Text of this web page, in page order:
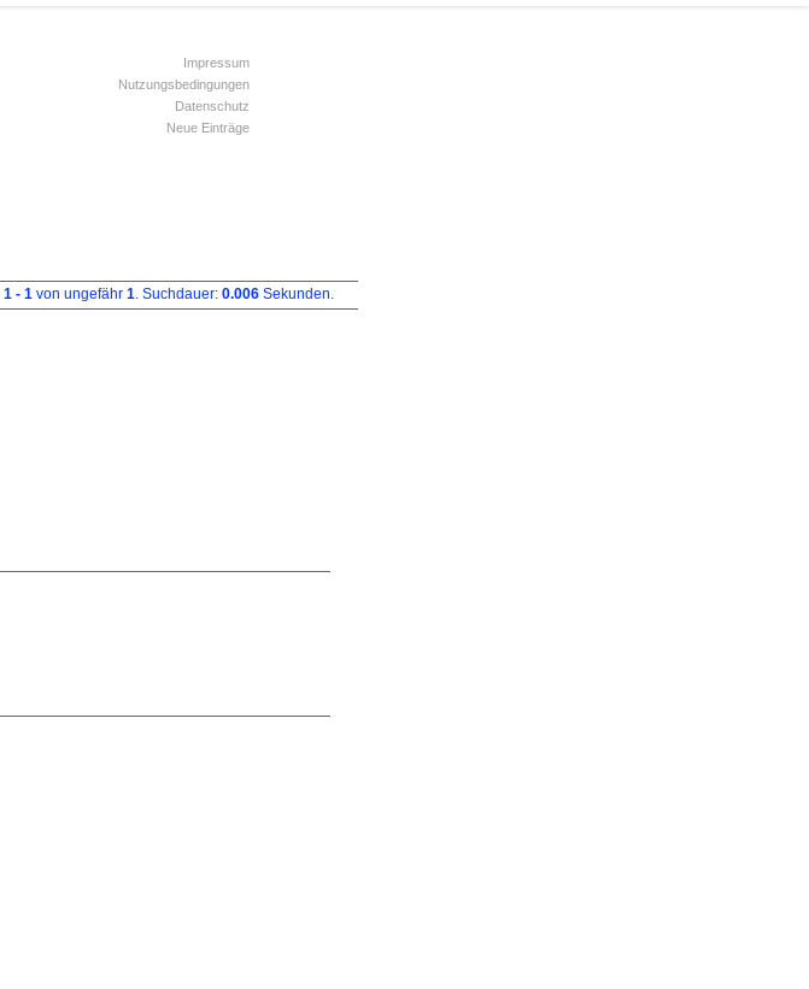
Impressum
Nutzungsbedingungen
Datenschutz
Neue Einträge
1 - 1 von ungefähr 1. Suchdauer: 0.006 Sekunden.